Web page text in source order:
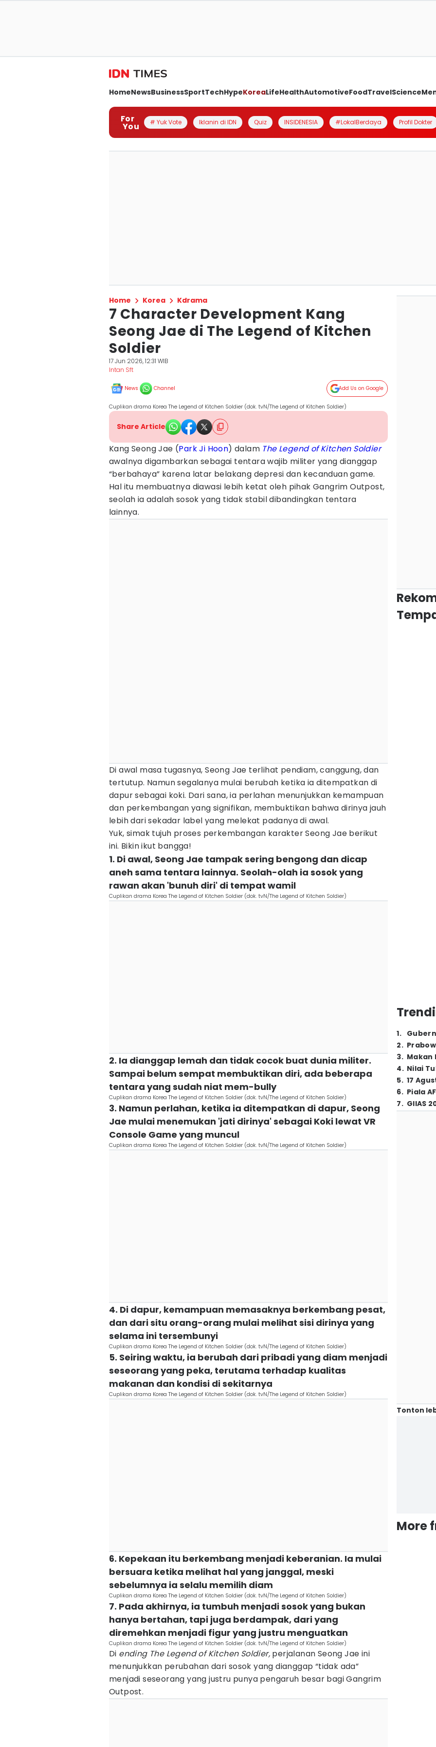
HomeNewsBusinessSportTechHypeKoreaLifeHealthAutomotiveFoodTravelScience
For
You # Yuk Vote Iklanin di IDN Quiz INSIDENESIA #LokalBerdaya Profil Dokter
Home Korea Kdrama
7 Character Development Kang
Seong Jae di The Legend of Kitchen
Soldier
17 Jun 2026, 12:31 WIB
Intan Sft
News Channel Add Us on Google
Cuplikan drama Korea The Legend of Kitchen Soldier (dok. tvN/The Legend of Kitchen Soldier)
Share Article
Kang Seong Jae (Park Ji Hoon) dalam The Legend of Kitchen Soldier
awalnya digambarkan sebagai tentara wajib militer yang dianggap
“berbahaya” karena latar belakang depresi dan kecanduan game.
Hal itu membuatnya diawasi lebih ketat oleh pihak Gangrim Outpost,
seolah ia adalah sosok yang tidak stabil dibandingkan tentara
lainnya.
Di awal masa tugasnya, Seong Jae terlihat pendiam, canggung, dan
tertutup. Namun segalanya mulai berubah ketika ia ditempatkan di
dapur sebagai koki. Dari sana, ia perlahan menunjukkan kemampuan
dan perkembangan yang signifikan, membuktikan bahwa dirinya jauh
lebih dari sekadar label yang melekat padanya di awal.
Yuk, simak tujuh proses perkembangan karakter Seong Jae berikut
ini. Bikin ikut bangga!
1. Di awal, Seong Jae tampak sering bengong dan dicap
aneh sama tentara lainnya. Seolah-olah ia sosok yang
rawan akan 'bunuh diri' di tempat wamil
Cuplikan drama Korea The Legend of Kitchen Soldier (dok. tvN/The Legend of Kitchen Soldier)
2. Ia dianggap lemah dan tidak cocok buat dunia militer.
Sampai belum sempat membuktikan diri, ada beberapa
tentara yang sudah niat mem-bully
Cuplikan drama Korea The Legend of Kitchen Soldier (dok. tvN/The Legend of Kitchen Soldier)
3. Namun perlahan, ketika ia ditempatkan di dapur, Seong
Jae mulai menemukan 'jati dirinya' sebagai Koki lewat VR
Console Game yang muncul
Cuplikan drama Korea The Legend of Kitchen Soldier (dok. tvN/The Legend of Kitchen Soldier)
4. Di dapur, kemampuan memasaknya berkembang pesat,
dan dari situ orang-orang mulai melihat sisi dirinya yang
selama ini tersembunyi
Cuplikan drama Korea The Legend of Kitchen Soldier (dok. tvN/The Legend of Kitchen Soldier)
5. Seiring waktu, ia berubah dari pribadi yang diam menjadi
seseorang yang peka, terutama terhadap kualitas
makanan dan kondisi di sekitarnya
Cuplikan drama Korea The Legend of Kitchen Soldier (dok. tvN/The Legend of Kitchen Soldier)
6. Kepekaan itu berkembang menjadi keberanian. Ia mulai
bersuara ketika melihat hal yang janggal, meski
sebelumnya ia selalu memilih diam
Cuplikan drama Korea The Legend of Kitchen Soldier (dok. tvN/The Legend of Kitchen Soldier)
7. Pada akhirnya, ia tumbuh menjadi sosok yang bukan
hanya bertahan, tapi juga berdampak, dari yang
diremehkan menjadi figur yang justru menguatkan
Cuplikan drama Korea The Legend of Kitchen Soldier (dok. tvN/The Legend of Kitchen Soldier)
Di ending The Legend of Kitchen Soldier, perjalanan Seong Jae ini
menunjukkan perubahan dari sosok yang dianggap “tidak ada”
menjadi seseorang yang justru punya pengaruh besar bagi Gangrim
Outpost.
1.
2.
3. Makan
4. Nilai
5. 17
6. Piala
7. GIIAS
Tonton
More